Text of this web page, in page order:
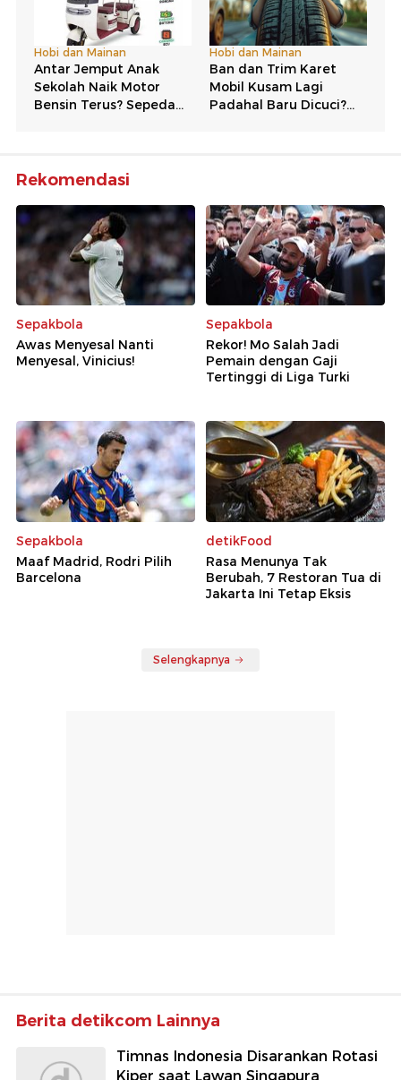
Rekomendasi
Sepakbola
Awas Menyesal Nanti
Menyesal, Vinicius!
Sepakbola
Rekor! Mo Salah Jadi
Pemain dengan Gaji
Tertinggi di Liga Turki
Sepakbola
Maaf Madrid, Rodri Pilih
Barcelona
detikFood
Rasa Menunya Tak
Berubah, 7 Restoran Tua di
Jakarta Ini Tetap Eksis
Selengkapnya
Berita detikcom Lainnya
Timnas Indonesia Disarankan Rotasi
Kiper saat Lawan Singapura